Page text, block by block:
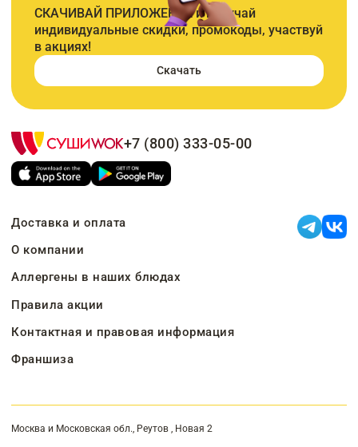
СКАЧИВАЙ ПРИЛОЖЕНИЕ и получай
индивидуальные скидки, промокоды, участвуй
в акциях!
Скачать
+7 (800) 333-05-00
Доставка и оплата
О компании
Аллергены в наших блюдах
Правила акции
Контактная и правовая информация
Франшиза
Москва и Московская обл., Реутов , Новая 2